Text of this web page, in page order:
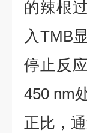
的辣根
入TMB
停止反
450 nm
正比，